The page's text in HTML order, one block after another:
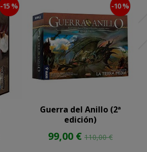
-15 % -10 %
Guerra del Anillo (2ª
edición)
99,00 € 110,00 €